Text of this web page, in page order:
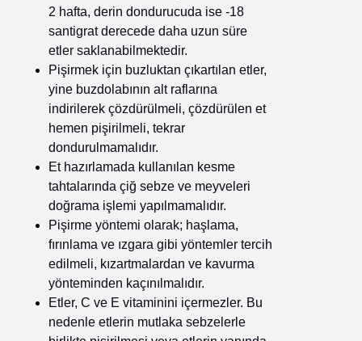
2 hafta, derin dondurucuda ise -18
santigrat derecede daha uzun süre
etler saklanabilmektedir.
Pişirmek için buzluktan çıkartılan etler,
yine buzdolabının alt raflarına
indirilerek çözdürülmeli, çözdürülen et
hemen pişirilmeli, tekrar
dondurulmamalıdır.
Et hazırlamada kullanılan kesme
tahtalarında çiğ sebze ve meyveleri
doğrama işlemi yapılmamalıdır.
Pişirme yöntemi olarak; haşlama,
fırınlama ve ızgara gibi yöntemler tercih
edilmeli, kızartmalardan ve kavurma
yönteminden kaçınılmalıdır.
Etler, C ve E vitaminini içermezler. Bu
nedenle etlerin mutlaka sebzelerle